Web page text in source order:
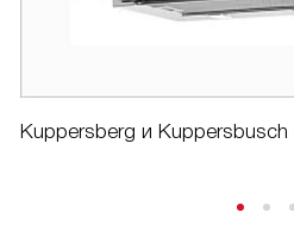
Kuppersberg и Kuppersbusch